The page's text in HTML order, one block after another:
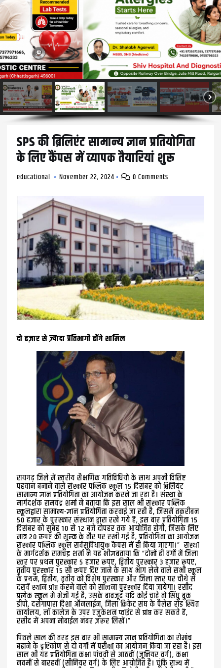
SPS की ब्रिलिएंट सामान्य ज्ञान प्रतियोगिता
के लिए कैंपस में व्यापक तैयारियां शुरू
educational November 22, 2024 0 Comments
दो हज़ार से ज़्यादा प्रतिभागी होंगे शामिल
रायगढ़ जिले में स्तरीय शैक्षणिक गतिविधियों के साथ अपनी विशिष्ट
पहचान बनाने वाले संस्कार पब्लिक स्कूल 15 दिसंबर को ब्रिलियंट
सामान्य ज्ञान प्रतियोगिता का आयोजन करने जा रहा है। संस्था के
मार्गदर्शक रामचंद्र शर्मा ने बताया कि इस साल भी संस्कार पब्लिक
स्कूलद्वारा सामान्य-ज्ञान प्रतियोगिता करवाई जा रही है, जिसमें तक़रीबन
50 हज़ार के पुरस्कार संस्थान द्वारा रखे गये हैं, इस बार प्रतियोगिता 15
दिसंबर को सुबह 10 से 12 बजे दोपहर तक आयोजित होगी, जिसके लिए
मात्र 20 रूपए की शुल्क के तौर पर रखी गई है, प्रतियोगिता का आयोजन
संस्कार पब्लिक स्कूल सर्वसुविधायुक्त कैंपस में ही किया जाएगा।” संस्था
के मार्गदर्शक रामचंद्र शर्मा ने यह भीज्ञबताया कि “दोनों ही वर्गों में जिला
स्तर पर प्रथम पुरस्कार 5 हजार रूपए, द्वितीय पुरस्कार 3 हजार रूपए,
तृतीय पुरस्कार 15 सौ रूपए दिए जाने के साथ भाग लेने वाले सभी स्कूल
के प्रथम, द्वितीय, तृतीय को विशेष पुरस्कार और जिला स्तर पर चौथे से
दसवें स्थान प्राप्त करने वाले को सांत्वना पुरस्कार दिया जायेगा। रसीद
प्रत्येक स्कूल में भेजी गई है, उसके बावजूद यदि कोई चाहे तो सिंधु बुक
डीपो, दरोगापारा दिशा ऑनलाईन, जिला क्रिकेट संघ के पैलेस रोड स्थित
कार्यालय, लॉ कालेज के उपर एजुकेशन प्वाइंट से प्राप्त कर सकते हैं,
रसीद में अपना मोबाईल नंबर ज़रूर लिखें।”
पिछले साल की तरह इस बार भी सामान्य ज्ञान प्रतियोगिता का रोमांच
बढाने के दृष्टिकोण से दो वर्गों में परीक्षा का आयोजन किया जा रहा है। इस
साल भी यह प्रतियोगिता कक्षा पांचवीं से आठवीं (जूनियर वर्ग), कक्षा
नवमीं से बारहवीं (सीनियर वर्ग) के लिए आयोजित है। चूंकि राज्य में